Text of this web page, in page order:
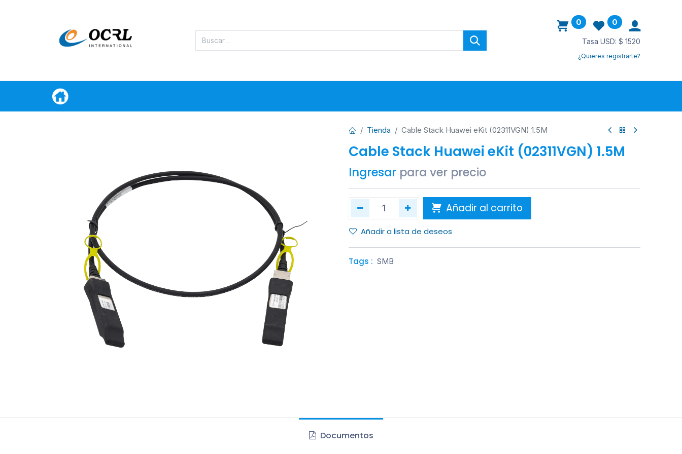
0 0
Tasa USD: $ 1520
¿Quieres registrarte?
Tienda Cable Stack Huawei eKit (02311VGN) 1.5M
Cable Stack Huawei eKit (02311VGN) 1.5M
Ingresar para ver precio
Añadir al carrito
Añadir a lista de deseos
Tags : SMB
Documentos